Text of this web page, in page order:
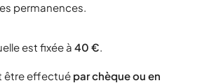
permanences.
est fixée à 40 €.
être effectué par chèque ou en